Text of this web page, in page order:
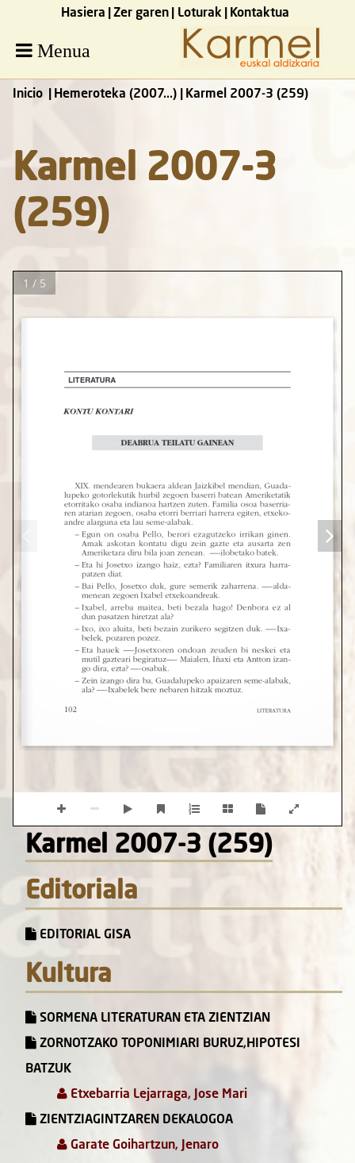
Hasiera Zer garen Loturak Kontaktua
Menua
Inicio Hemeroteka (2007...) Karmel 2007-3 (259)
Karmel 2007-3
(259)
1 / 5
Karmel 2007-3 (259)
Editoriala
EDITORIAL GISA
Kultura
SORMENA LITERATURAN ETA ZIENTZIAN
ZORNOTZAKO TOPONIMIARI BURUZ,HIPOTESI
BATZUK
Etxebarria Lejarraga, Jose Mari
ZIENTZIAGINTZAREN DEKALOGOA
Garate Goihartzun, Jenaro